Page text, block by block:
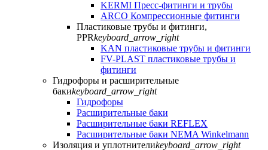
KERMI Пресс-фитинги и трубы
ARCO Компрессионные фитинги
Пластиковые трубы и фитинги,
PPRkeyboard_arrow_right
KAN пластиковые трубы и фитинги
FV-PLAST пластиковые трубы и
фитинги
Гидрофоры и расширительные
бакиkeyboard_arrow_right
Гидрофоры
Расширительные баки
Расширительные баки REFLEX
Расширительные баки NEMA Winkelmann
Изоляция и уплотнителиkeyboard_arrow_right